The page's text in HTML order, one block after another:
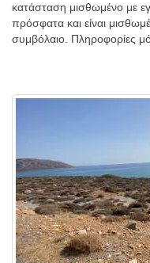
κατάσταση μισθωμένο με
πρόσφατα και είναι
συμβόλαιο. Πληροφορίες